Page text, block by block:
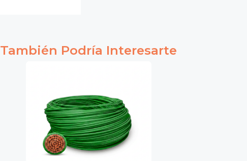
También Podría Interesarte